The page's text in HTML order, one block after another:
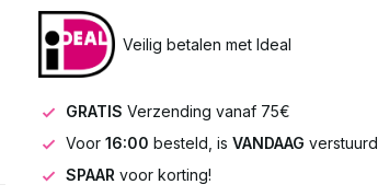
Veilig betalen met Ideal
GRATIS Verzending vanaf 75€
Voor 16:00 besteld, is VANDAAG verstuurd
SPAAR voor korting!